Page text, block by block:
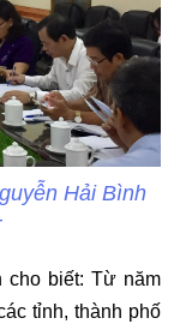
Hải Bình
cho biết: Từ năm
tỉnh, thành phố